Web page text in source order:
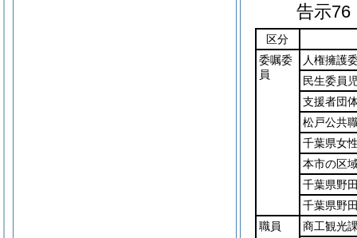
告示76
区分
委嘱委
員
人権擁護
民生委員
支援者団
松戸公共
千葉県女
本市の区
千葉県野
千葉県野
職員
商工観光